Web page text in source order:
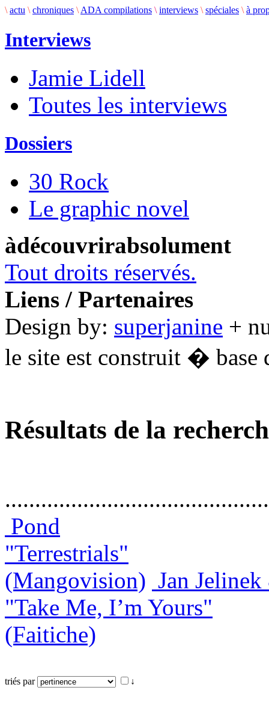
\ actu \ chroniques \ ADA compilations \ interviews \ spéciales \ à
Interviews
Jamie Lidell
Toutes les interviews
Dossiers
30 Rock
Le graphic novel
àdécouvrirabsolument
Tout droits réservés.
Liens / Partenaires
Design by: superjanine +
le site est construit � base
Résultats de la
Pond
"Terrestrials"
(Mangovision) Jan
"Take Me, I’m Yours"
(Faitiche)
triés par ↓